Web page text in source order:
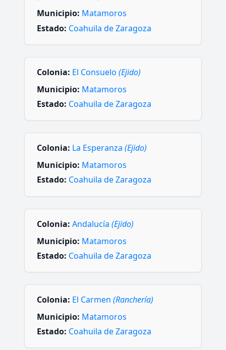
Municipio: Matamoros
Estado: Coahuila de Zaragoza
Colonia: El Consuelo (Ejido)
Municipio: Matamoros
Estado: Coahuila de Zaragoza
Colonia: La Esperanza (Ejido)
Municipio: Matamoros
Estado: Coahuila de Zaragoza
Colonia: Andalucía (Ejido)
Municipio: Matamoros
Estado: Coahuila de Zaragoza
Colonia: El Carmen (Ranchería)
Municipio: Matamoros
Estado: Coahuila de Zaragoza